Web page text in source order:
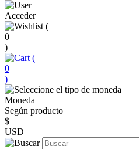
Acceder
(
0
)
(
0
)
Moneda
Según producto
$
USD